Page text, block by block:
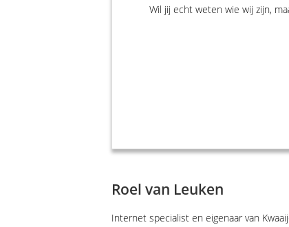
Wil jij echt weten wie wij zijn,
Roel van Leuken
Internet specialist en eigenaar van